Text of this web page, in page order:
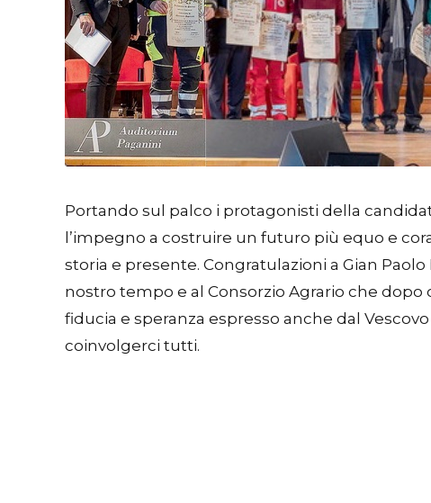
Portando sul palco i protagonisti della
l’impegno a costruire un futuro più equo e
storia e presente. Congratulazioni a Gian
nostro tempo e al Consorzio Agrario che
fiducia e speranza espresso anche dal
coinvolgerci tutti.